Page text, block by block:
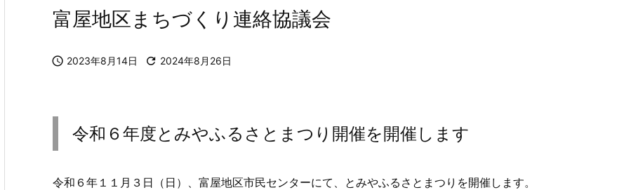
富屋地区まちづくり連絡協議会
 2023年8月14日  2024年8月26日
令和６年度とみやふるさとまつり開催を開催します
令和６年１１月３日（日）、富屋地区市民センターにて、とみやふるさとまつりを開催します。